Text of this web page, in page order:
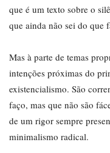
que é um texto sobre o
que ainda não sei do que
Mas à parte de temas
intenções próximas do
existencialismo. São
faço, mas que não são
de um rigor sempre
minimalismo radical.